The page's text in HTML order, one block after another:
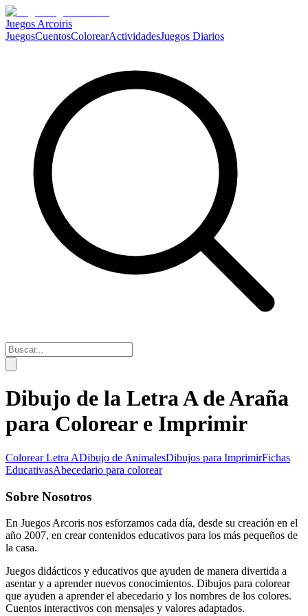
Juegos Arcoiris
JuegosCuentosColorearActividadesJuegos Diarios
Dibujo de la Letra A de Araña
para Colorear e Imprimir
Colorear Letra ADibujo de AnimalesDibujos para ImprimirFichas
EducativasAbecedario para colorear
Sobre Nosotros
En Juegos Arcoris nos esforzamos cada día, desde su creación en el
año 2007, en crear contenidos educativos para los más pequeños de
la casa.
Juegos didácticos y educativos que ayuden de manera divertida a
asentar y a aprender nuevos conocimientos. Dibujos para colorear
que ayuden a aprender el abecedario y los nombres de los colores.
Cuentos interactivos con mensajes y valores adaptados.